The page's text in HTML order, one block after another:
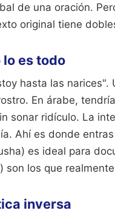
de una oración.
original tiene
es todo
hasta las
En árabe,
sonar ridículo. La
Ahí es donde
es ideal para
son los que
inversa